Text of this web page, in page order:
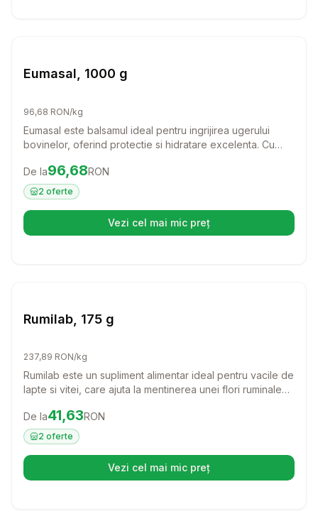
Eumasal, 1000 g
96,68 RON/kg
Eumasal este balsamul ideal pentru ingrijirea ugerului
bovinelor, oferind protectie si hidratare excelenta. Cu
eucalipt, acest produs asigura o piele sanatoasa si
catifelata, perfect pentru vacile in perioada lactatiei.
Preț:96.68 RON
De la96,68RON
2 oferte
Vezi cel mai mic preț(se deschide într-o filă nouă)
Rumilab, 175 g
237,89 RON/kg
Rumilab este un supliment alimentar ideal pentru vacile de
lapte si vitei, care ajuta la mentinerea unei flori ruminale
riscurile de acidoza si cetoză, asigurandu-le animalelor
tale vitalitatea si bunastarea de care au nevoie.
Preț:41.63 RON
De la41,63RON
2 oferte
Vezi cel mai mic preț(se deschide într-o filă nouă)